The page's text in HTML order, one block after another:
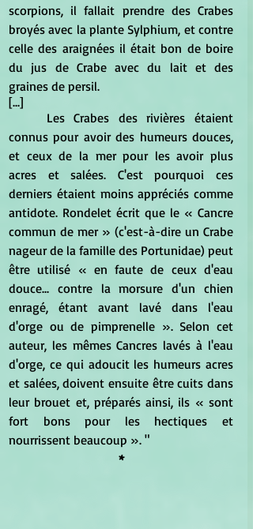
scorpions, il fallait prendre des Crabes
broyés avec la plante Sylphium, et contre
celle des araignées il était bon de boire
du jus de Crabe avec du lait et des
graines de persil.
[...]
connus pour avoir des humeurs douces,
et ceux de la mer pour les avoir plus
acres et salées. C'est pourquoi ces
derniers étaient moins appréciés comme
antidote. Rondelet écrit que le « Cancre
commun de mer » (c'est-à-dire un Crabe
nageur de la famille des Portunidae) peut
être utilisé « en faute de ceux d'eau
douce... contre la morsure d'un chien
enragé, étant avant lavé dans l'eau
d'orge ou de pimprenelle ». Selon cet
auteur, les mêmes Cancres lavés à l'eau
d'orge, ce qui adoucit les humeurs acres
et salées, doivent ensuite être cuits dans
leur brouet et, préparés ainsi, ils « sont
fort bons pour les hectiques et
nourrissent beaucoup ». "
*